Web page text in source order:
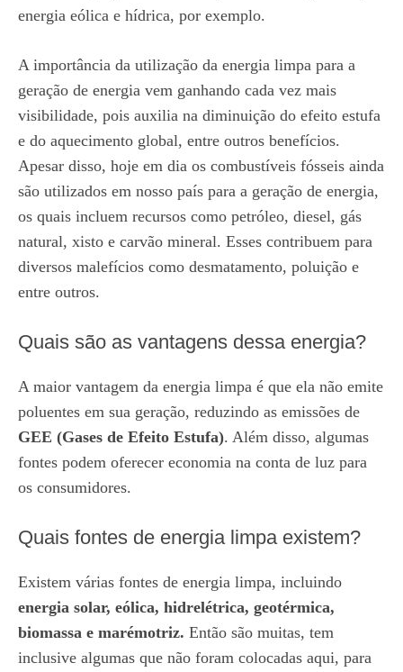
energia eólica e hídrica, por exemplo.
A importância da utilização da energia limpa para a
geração de energia vem ganhando cada vez mais
visibilidade, pois auxilia na diminuição do efeito estufa
e do aquecimento global, entre outros benefícios.
Apesar disso, hoje em dia os combustíveis fósseis ainda
são utilizados em nosso país para a geração de energia,
os quais incluem recursos como petróleo, diesel, gás
natural, xisto e carvão mineral. Esses contribuem para
diversos malefícios como desmatamento, poluição e
entre outros.
Quais são as vantagens dessa energia?
A maior vantagem da energia limpa é que ela não emite
poluentes em sua geração, reduzindo as emissões de
GEE (Gases de Efeito Estufa). Além disso, algumas
fontes podem oferecer economia na conta de luz para
os consumidores.
Quais fontes de energia limpa existem?
Existem várias fontes de energia limpa, incluindo
energia solar, eólica, hidrelétrica, geotérmica,
biomassa e marémotriz. Então são muitas, tem
inclusive algumas que não foram colocadas aqui, para